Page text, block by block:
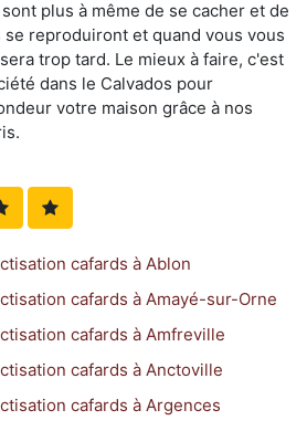
plus à même de se cacher et de
reproduiront et quand vous vous
trop tard. Le mieux à faire, c'est
dans le Calvados pour
votre maison grâce à nos
cafards à Ablon
cafards à Amayé-sur-Orne
cafards à Amfreville
cafards à Anctoville
cafards à Argences